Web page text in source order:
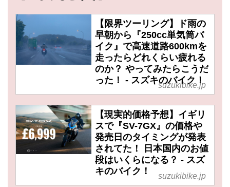
【限界ツーリング】ド雨の
早朝から『250cc単気筒バ
イク』で高速道路600kmを
走ったらどれくらい疲れる
のか？ やってみたらこうだ
った！ - スズキのバイク！
suzukibike.jp
【現実的価格予想】イギリ
スで『SV-7GX』の価格や
発売日のタイミングが発表
されてた！ 日本国内のお値
段はいくらになる？ - スズ
キのバイク！
suzukibike.jp